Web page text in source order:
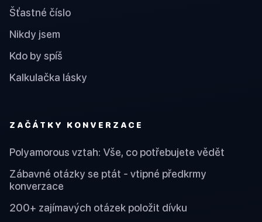
Šťastné číslo
Nikdy jsem
Kdo by spíš
Kalkulačka lásky
ZAČÁTKY KONVERZACE
Polyamorous vztah: Vše, co potřebujete vědět
Zábavné otázky se ptát - vtipné předkrmy
konverzace
200+ zajímavých otázek položit dívku